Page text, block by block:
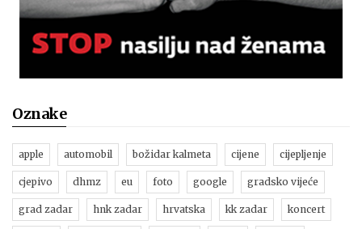
Oznake
apple automobil božidar kalmeta cijene cijepljenje
cjepivo dhmz eu foto google gradsko vijeće
grad zadar hnk zadar hrvatska kk zadar koncert